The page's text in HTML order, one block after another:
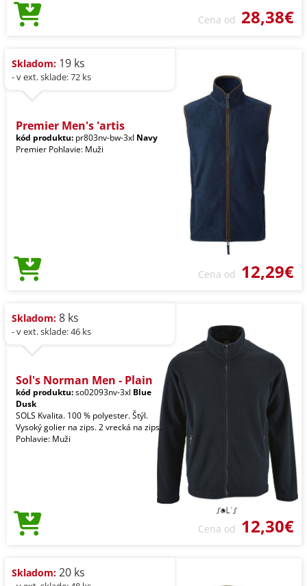
Cena od 28,38€
Skladom: 19 ks
- v ext. sklade: 72 ks
Premier Men's 'artis
kód produktu: pr803nv-bw-3xl Navy
Premier Pohlavie: Muži
Cena od 12,29€
Skladom: 8 ks
- v ext. sklade: 46 ks
Sol's Norman Men - Plain
kód produktu:so02093nv-3xl Blue
Dusk
SOLS Kvalita. 100 % polyester. Štýl.
Vysoký golier na zips. 2 vrecká na zips.
Pohlavie: Muži
Cena od 12,30€
Skladom: 20 ks